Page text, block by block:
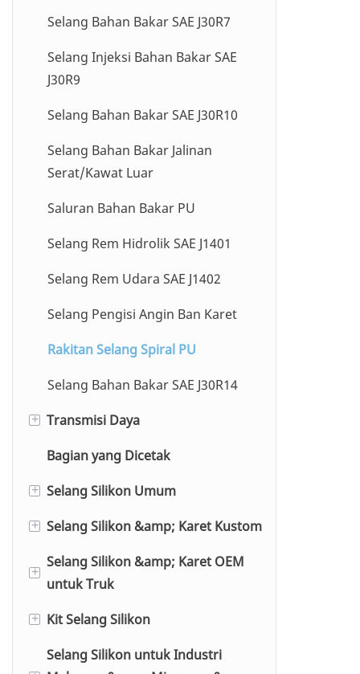
Selang Serbaguna
Selang Penghisap &amp;
Pembuang Makanan (FDA)
Selang Penghisap &amp;
Selang Air Karet
Rakitan Selang Taman Karet
Selang BIIR
Tinggi
Selang Penyemprot Limbah
Termoplastik
(CNG) yang Diperkuat Aramid
(CNG) yang Diperkuat Kawat
Baja
Selang Bahan Bakar SAE J30R7
Selang Injeksi Bahan Bakar SAE
J30R9
Selang Bahan Bakar SAE J30R10
Selang Bahan Bakar Jalinan
Serat/Kawat Luar
Saluran Bahan Bakar PU
Selang Rem Hidrolik SAE J1401
Selang Rem Udara SAE J1402
Selang Pengisi Angin Ban Karet
Rakitan Selang Spiral PU
Selang Bahan Bakar SAE J30R14
+
Transmisi Daya
Selang PTFE
Selang Dongkrak
Selang Hidrolik 1SN R1 / 2SN R2 /
Selang Hidrolik 4SP / 4SH / R12 /
2TE / 3TE
Bagian yang Dicetak
+
Selang Silikon Umum
Selang Fleksibel Silikon Baja
Selang Pemanas Silikon Kepang
Selang Vakum Silikon
Selang Lurus Silikon 76/1000mm
+
Selang Silikon &amp; Karet Kustom
Silikon
CR
+
Selang Silikon &amp; Karet OEM
untuk Truk
Selang untuk MERCEDES BENZ
Selang untuk VOLVO
+
Kit Selang Silikon
Kit Selang untuk AUDI
Selang Silikon untuk Industri